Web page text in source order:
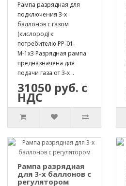
Рампа разрядная для
подключения 3-х
баллонов с газом
(кислород) к
потребителю РР-01-
М-1х3 Разрядная рампа
предназначена для
подачи газа от 3-х ..
31050 руб. с
НДС
Рампа разрядная
для 3-х баллонов с
регулятором